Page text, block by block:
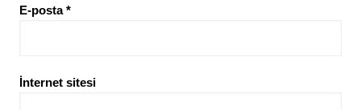
E-posta*
İnternet sitesi